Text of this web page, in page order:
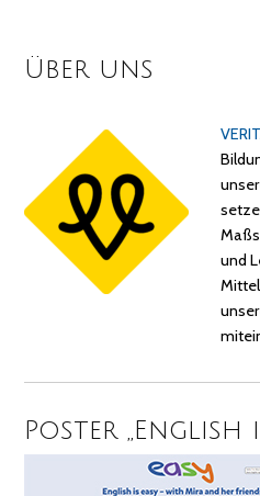
Über uns
und
Poster „English